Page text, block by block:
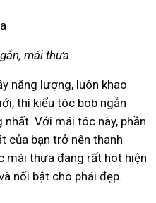
mái thưa
năng lượng, luôn khao
thì kiểu tóc bob ngắn
Với mái tóc này, phần
của bạn trở nên thanh
mái thưa đang rất hot hiện
nổi bật cho phái đẹp.